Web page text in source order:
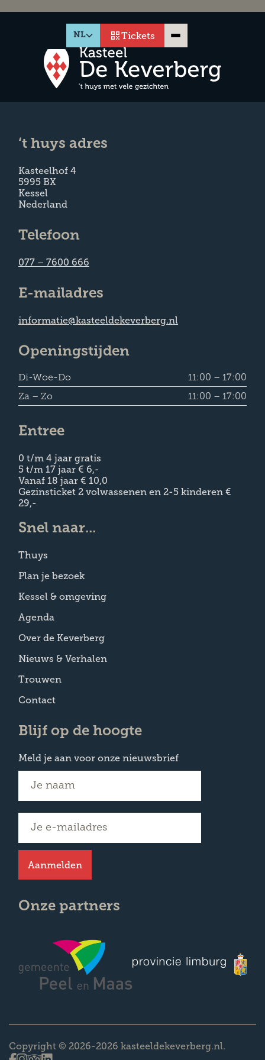
NL Tickets
Plan je bezoek
Kessel & omgeving
Agenda
Over de Keverberg
Nieuws & Verhalen
Trouwen
Plan je bezoek en beleef!
‘t huys adres
Kasteelhof 4
5995 BX
Kessel
Nederland
Telefoon
077 – 7600 666
E-mailadres
informatie@kasteeldekeverberg.nl
Openingstijden
Di-Woe-Do
11:00 – 17:00
Za – Zo
11:00 – 17:00
Entree
0 t/m 4 jaar gratis
5 t/m 17 jaar € 6,-
Vanaf 18 jaar € 10,0
Gezinsticket 2 volwassenen en 2-5 kinderen €
29,-
Snel naar...
Thuys
Plan je bezoek
Kessel & omgeving
Agenda
Over de Keverberg
Nieuws & Verhalen
Trouwen
Contact
Blijf op de hoogte
Meld je aan voor onze nieuwsbrief
Aanmelden
Onze partners
Copyright © 2026-2026 kasteeldekeverberg.nl.